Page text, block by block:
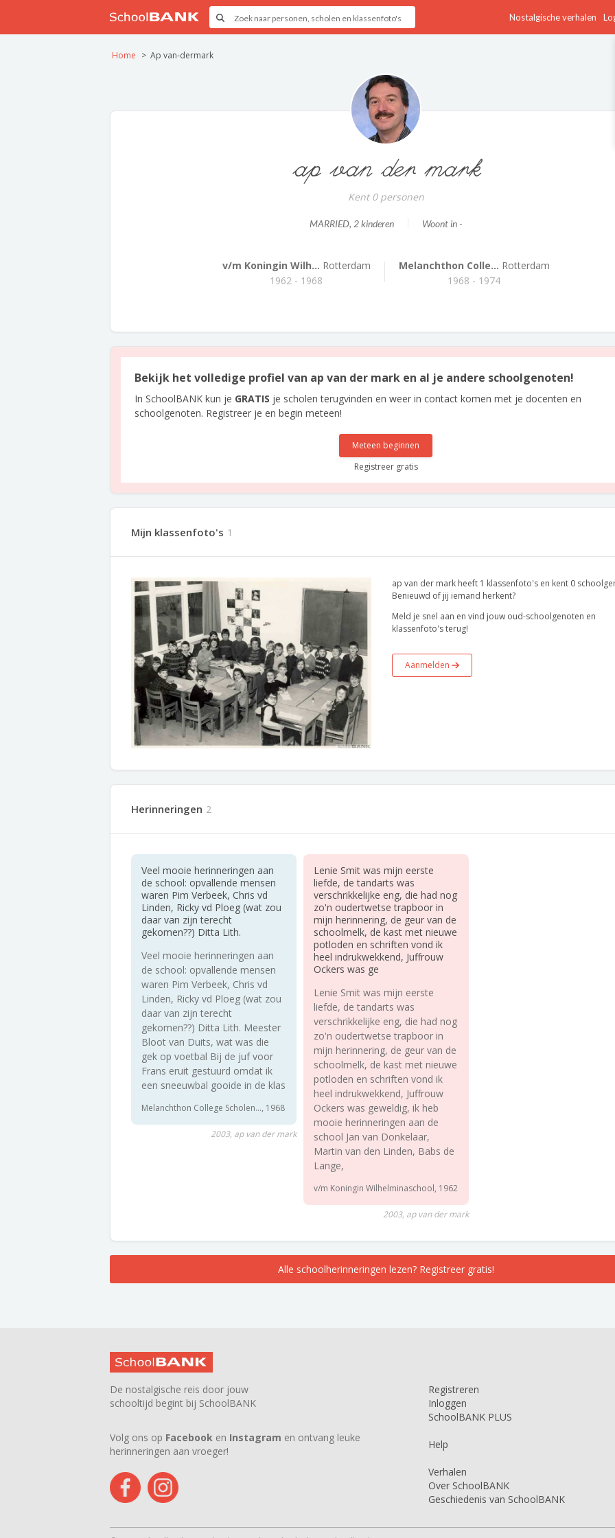
Nostalgische verhalen
Home Ap van-dermark
ap van der mark
Kent 0 personen
MARRIED, 2 kinderen Woont in -
v/m Koningin Wilh... Rotterdam
1962 - 1968
Melanchthon Colle... Rotterdam
1968 - 1974
Bekijk het volledige profiel van ap van der mark en al je andere schoolgenoten!
In SchoolBANK kun je GRATIS je scholen terugvinden en weer in contact komen met je docenten en
schoolgenoten. Registreer je en begin meteen!
Meteen beginnen
Registreer gratis
Mijn klassenfoto's 1
ap van der mark heeft 1 klassenfoto's en kent 0
Benieuwd of jij iemand herkent?
Meld je snel aan en vind jouw oud-schoolgenoten en
klassenfoto's terug!
Aanmelden
Herinneringen 2
Veel mooie herinneringen aan
de school: opvallende mensen
waren Pim Verbeek, Chris vd
Linden, Ricky vd Ploeg (wat zou
daar van zijn terecht
gekomen??) Ditta Lith.
Veel mooie herinneringen aan
de school: opvallende mensen
waren Pim Verbeek, Chris vd
Linden, Ricky vd Ploeg (wat zou
daar van zijn terecht
gekomen??) Ditta Lith. Meester
Bloot van Duits, wat was die
gek op voetbal Bij de juf voor
Frans eruit gestuurd omdat ik
een sneeuwbal gooide in de klas
Melanchthon College Scholen..., 1968
2003, ap van der mark
Lenie Smit was mijn eerste
liefde, de tandarts was
verschrikkelijke eng, die had nog
zo'n oudertwetse trapboor in
mijn herinnering, de geur van de
schoolmelk, de kast met nieuwe
potloden en schriften vond ik
heel indrukwekkend, Juffrouw
Ockers was ge
Lenie Smit was mijn eerste
liefde, de tandarts was
verschrikkelijke eng, die had nog
zo'n oudertwetse trapboor in
mijn herinnering, de geur van de
schoolmelk, de kast met nieuwe
potloden en schriften vond ik
heel indrukwekkend, Juffrouw
Ockers was geweldig, ik heb
mooie herinneringen aan de
school Jan van Donkelaar,
Martin van den Linden, Babs de
Lange,
v/m Koningin Wilhelminaschool, 1962
2003, ap van der mark
Alle schoolherinneringen lezen? Registreer gratis!
De nostalgische reis door jouw
schooltijd begint bij SchoolBANK
Volg ons op Facebook en Instagram en ontvang leuke
herinneringen aan vroeger!
Registreren
Inloggen
SchoolBANK PLUS
Help
Verhalen
Over SchoolBANK
Geschiedenis van SchoolBANK